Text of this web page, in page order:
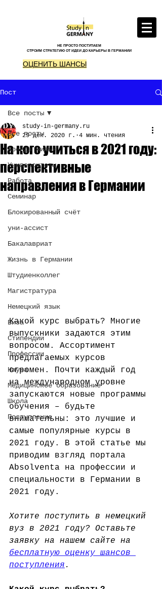
НЕ ПРОСТО ПОСТУПАЕМ
СТРОИМ СТРАТЕГИЮ ОТ ИДЕИ ДО КАРЬЕРЫ В ГЕРМАНИИ
ОЦЕНИТЬ ШАНСЫ
Пост
Все посты
Аренда жилья
Университеты
Работа
Семинар
Блокированный счёт
уни-ассист
Бакалавриат
Жизнь в Германии
Штудиенколлег
Магистратура
Немецкий язык
Виза
Стипендии
Профессии
Наука
Медицинское образование
Школа
Поступление
Все посты
На кого учиться в 2021 году:
перспективные
направления в Германии
study-in-germany.ru
29 дек. 2020 г.
4 мин. чтения
Какой курс выбрать? Многие
выпускники задаются этим
вопросом. Ассортимент
предлагаемых курсов
огромен. Почти каждый год
на международном уровне
запускаются новые программы
обучения – будьте
внимательны: это лучшие и
самые популярные курсы в
2021 году. В этой статье мы
приводим взгляд портала
Absolventa на профессии и
специальности в Германии в
2021 году.
Хотите поступить в немецкий
вуз в 2021 году? Оставьте
заявку на нашем сайте на
бесплатную оценку шансов
поступления .